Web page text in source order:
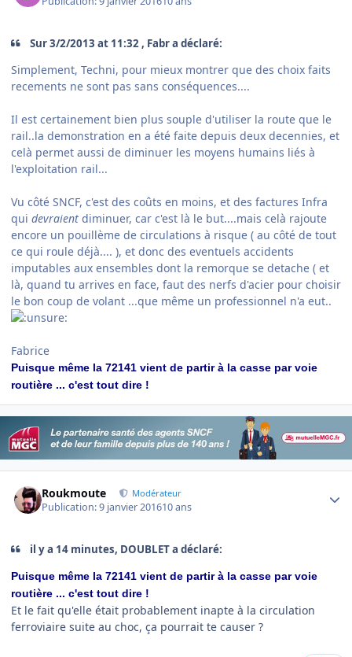
Sur 3/2/2013 at 11:32 , Fabr a déclaré:
Simplement, Techni, pour mieux montrer que des choix faits
recements ne sont pas sans conséquences....
Il est certainement bien plus souple d'utiliser la route que le
rail..la demonstration en a été faite depuis deux decennies, et
celà permet aussi de diminuer les moyens humains liés à
l'exploitation rail...
Vu côté SNCF, c'est des coûts en moins, et des factures Infra
qui devraient diminuer, car c'est là le but....mais celà rajoute
encore un pouillème de circulations à risque ( au côté de tout
ce qui roule déjà.... ), et donc des eventuels accidents
imputables aux ensembles dont la remorque se detache ( et
là, quand tu arrives en face, faut des nerfs d'acier pour choisir
le bon coup de volant ...que même un professionnel n'a eut..
Fabrice
Puisque même la 72141 vient de partir à la casse par voie
routière ... c'est tout dire !
Roukmoute Modérateur
Publication:9 janvier 201610 ans
il y a 14 minutes, DOUBLET a déclaré:
Puisque même la 72141 vient de partir à la casse par voie
routière ... c'est tout dire !
Et le fait qu'elle était probablement inapte à la circulation
ferroviaire suite au choc, ça pourrait te causer ?